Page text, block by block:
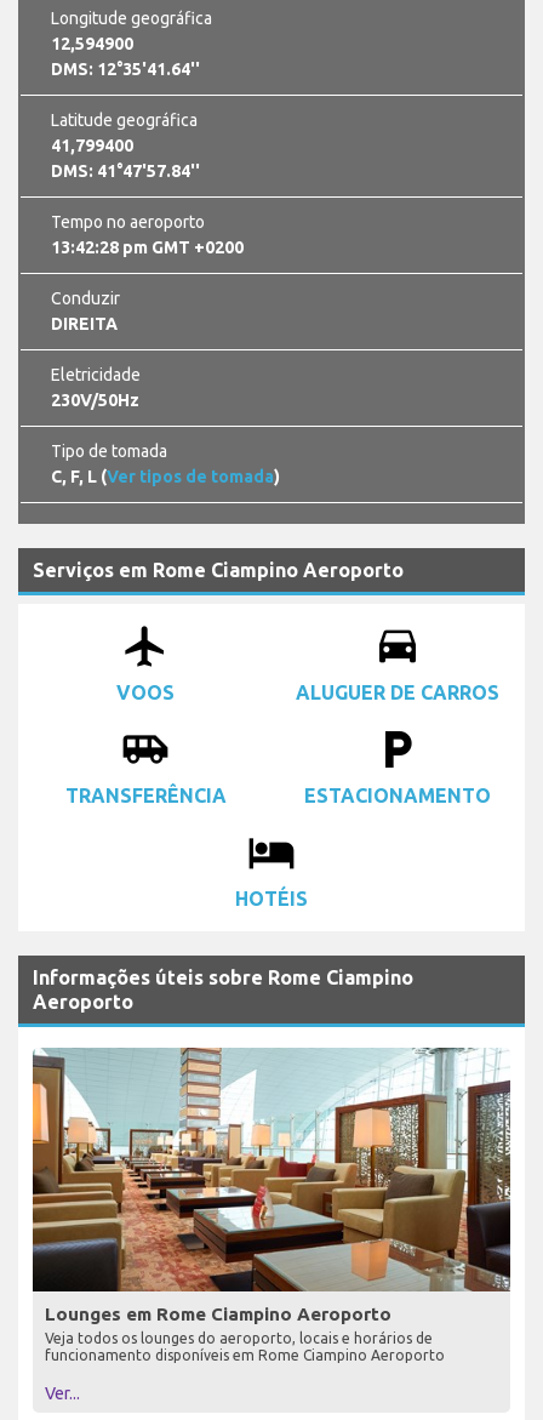
Longitude geográfica
12,594900
DMS: 12°35'41.64''
Latitude geográfica
41,799400
DMS: 41°47'57.84''
Tempo no aeroporto
13:42:29 pm GMT +0200
Conduzir
DIREITA
Eletricidade
230V/50Hz
Tipo de tomada
C, F, L (Ver tipos de tomada)
Serviços em Rome Ciampino Aeroporto
airplanemode_active
VOOS
drive_eta
ALUGUER DE CARROS
airport_shuttle
TRANSFERÊNCIA
local_parking
ESTACIONAMENTO
local_hotel
HOTÉIS
Informações úteis sobre Rome Ciampino
Aeroporto
Lounges em Rome Ciampino Aeroporto
Veja todos os lounges do aeroporto, locais e horários de
funcionamento disponíveis em Rome Ciampino Aeroporto
Ver...